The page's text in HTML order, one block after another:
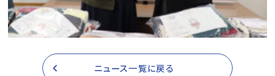
ニュース一覧に戻る